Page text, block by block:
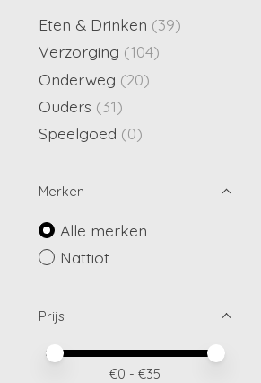
Eten & Drinken (39)
Verzorging (104)
Onderweg (20)
Ouders (31)
Speelgoed (0)
Merken
Alle merken
Nattiot
Prijs
Minimale prijswaarde
Price maximum value
€0 - €35